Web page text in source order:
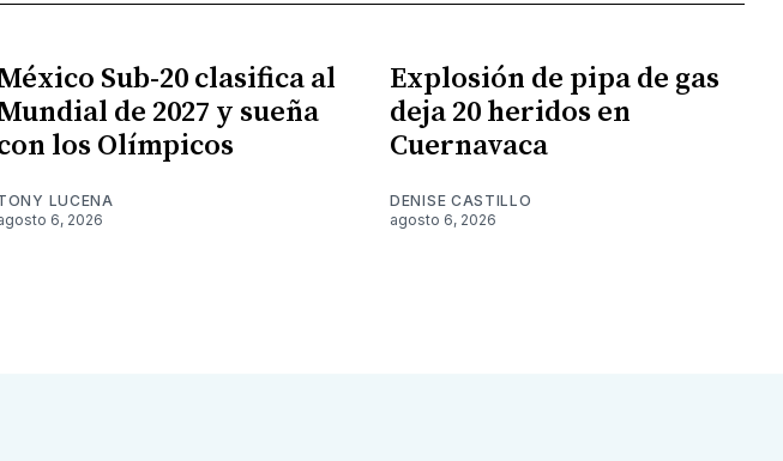
Sub-20 clasifica al
de 2027 y sueña
los Olímpicos
LUCENA
6, 2026
Explosión de pipa de gas
deja 20 heridos en
Cuernavaca
DENISE CASTILLO
agosto 6, 2026